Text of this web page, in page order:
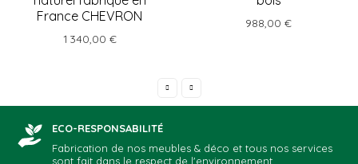
France CHEVRON
1 340,00 €
988,00 €
ECO-RESPONSABILITÉ
Fabrication de nos meubles & déco et tous nos services
sont fait dans le respect de l'environnement